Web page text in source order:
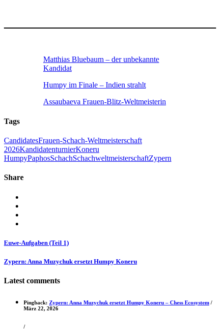
Matthias Bluebaum – der unbekannte
Kandidat
Humpy im Finale – Indien strahlt
Assaubaeva Frauen-Blitz-Weltmeisterin
Tags
CandidatesFrauen-Schach-Weltmeisterschaft
2026KandidatenturnierKoneru
HumpyPaphosSchachSchachweltmeisterschaftZypern
Share
Euwe-Aufgaben (Teil 1)
Zypern: Anna Muzychuk ersetzt Humpy Koneru
Latest comments
Pingback: Zypern: Anna Muzychuk ersetzt Humpy Koneru – Chess Ecosystem /
März 22, 2026
/